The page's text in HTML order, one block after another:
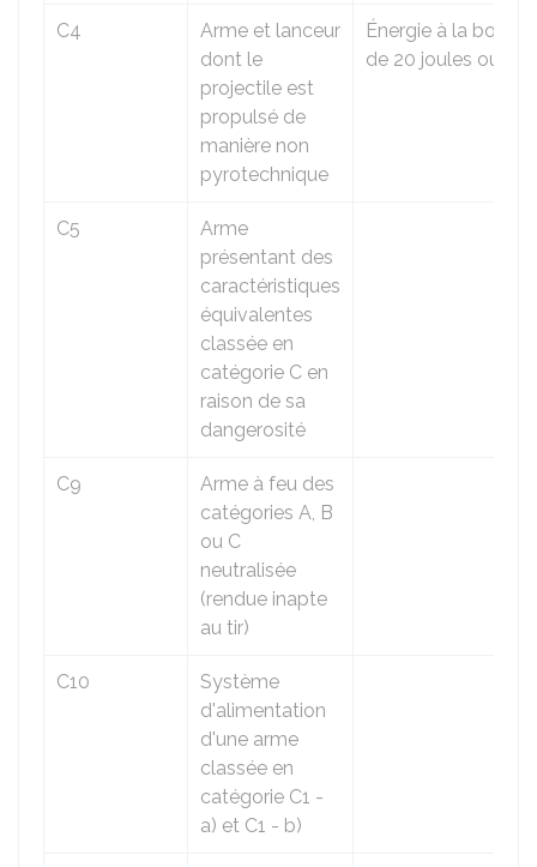
C4
Arme et lanceur
dont le
projectile est
propulsé de
manière non
pyrotechnique
Énergie à la
de 20 joules ou
C5
Arme
présentant des
caractéristiques
équivalentes
classée en
catégorie C en
raison de sa
dangerosité
C9
Arme à feu des
catégories A, B
ou C
neutralisée
(rendue inapte
au tir)
C10
Système
d'alimentation
d'une arme
classée en
catégorie C1 -
a) et C1 - b)